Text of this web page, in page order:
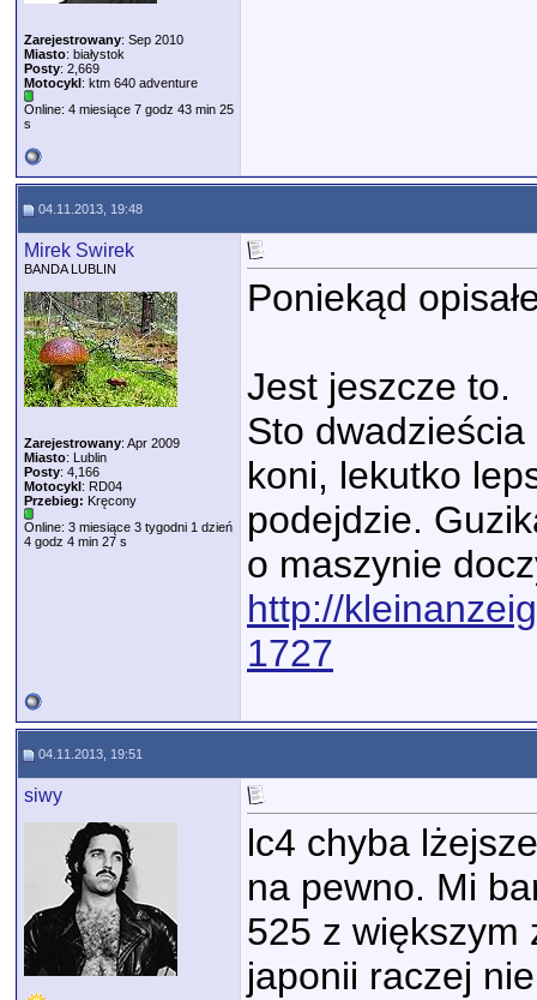
Zarejestrowany: Sep 2010
Miasto: białystok
Posty: 2,669
Motocykl: ktm 640 adventure
Online: 4 miesiące 7 godz 43 min 25
s
04.11.2013, 19:48
Mirek Swirek
BANDA LUBLIN
Zarejestrowany: Apr 2009
Miasto: Lublin
Posty: 4,166
Motocykl: RD04
Przebieg: Kręcony
Online: 3 miesiące 3 tygodni 1 dzień
4 godz 4 min 27 s
Poniekąd
Jest jeszcze to.
Sto
koni, lekutko
podejdzie.
o maszynie
http://
1727
04.11.2013, 19:51
siwy
lc4 chyba
na pewno. Mi
525 z większym
japonii raczej